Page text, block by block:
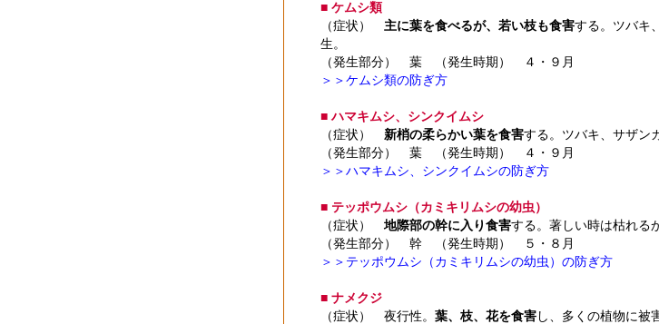
■ ケムシ類
（症状） 主に葉を食べるが、若い枝も食害する。ツバキ
生。
（発生部分） 葉 （発生時期） ４・９月
＞＞ケムシ類の防ぎ方
■ ハマキムシ、シンクイムシ
（症状） 新梢の柔らかい葉を食害する。ツバキ、サザン
（発生部分） 葉 （発生時期） ４・９月
＞＞ハマキムシ、シンクイムシの防ぎ方
■ テッポウムシ（カミキリムシの幼虫）
（症状） 地際部の幹に入り食害する。著しい時は枯れる
（発生部分） 幹 （発生時期） ５・８月
＞＞テッポウムシ（カミキリムシの幼虫）の防ぎ方
■ ナメクジ
（症状） 夜行性。 葉、枝、花を食害 し、多くの植物に被